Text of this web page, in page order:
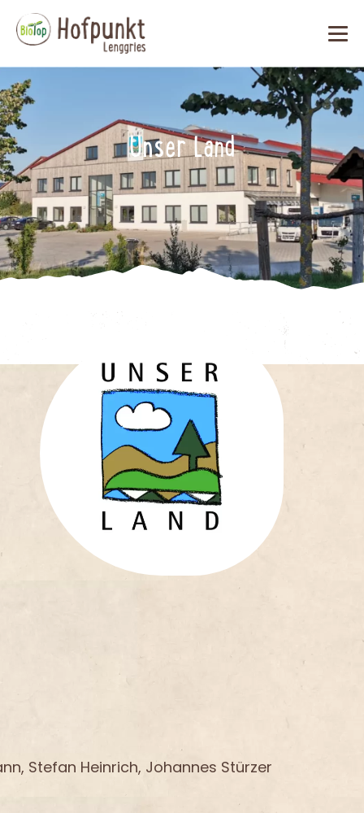
Unser Land
Stefan Heinrich, Johannes Stürzer